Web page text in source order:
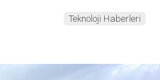
Teknoloji Haberleri